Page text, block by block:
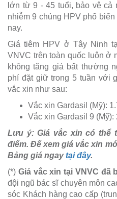
lớn từ 9 - 45 tuổi, bảo vệ
nhiễm 9 chủng HPV phổ
nay.
Giá tiêm HPV ở Tây Ninh
VNVC trên toàn quốc luôn ở
không tăng giá bất thường
phí đặt giữ trong 5 tuần với
vắc xin như sau:
Vắc xin Gardasil (Mỹ):
Vắc xin Gardasil 9 (Mỹ):
Lưu ý: Giá vắc xin có thể
điểm. Để xem giá vắc xin
Bảng giá ngaytại đây.
(*) Giá vắc xin tại VNVC đã
đội ngũ bác sĩ chuyên môn
sóc Khách hàng cao cấp